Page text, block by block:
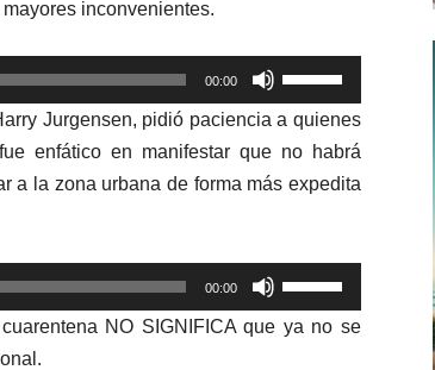
inconvenientes.
00:00
las
teclas
de
flecha
aumentar
o
Jurgensen, pidió paciencia a quienes
eenfático en manifestar que no habrá
a la zona urbana de forma más expedita
00:00
las
teclas
NO SIGNIFICA que ya no se